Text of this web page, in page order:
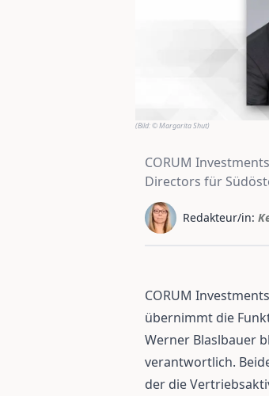
(Bild:© Margarita Shut)
CORUM
Directors für
Redakteur/in:
CORUM
übernimmt die
Werner Blaslbauer
verantwortlich.
der die